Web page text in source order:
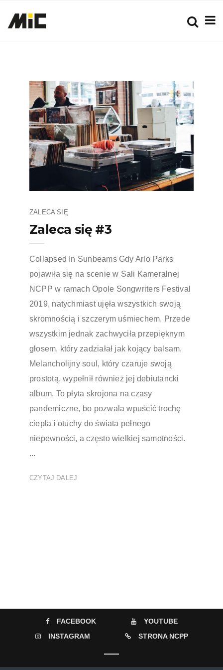
ZALECA SIĘ
Zaleca się #3
Collapsed In Sunbeams Gdy Arlo Parks
pojawiła się na scenie w Sali Kameralnej
NCPP w ramach Opole Songwriters Festival
2019, natychmiast ujęła wszystkich swoją
skromnością i szczerym uśmiechem. Przede
wszystkim jednak zachwyciła przepięknym
głosem, który zadziałał jak kojący balsam.
Melancholijny soul, który czaruje swoją
prostotą, wypełnił również jej debiutancki
album. To płyta skrojona na czasy
pandemiczne, bo pozwala wpuścić trochę
ciepła i otuchy do świata pełnego
niepewności, a często wielkiej samotności.
...
CZYTAJ DALEJ
FACEBOOK
YOUTUBE
INSTAGRAM
STRONA NCPP